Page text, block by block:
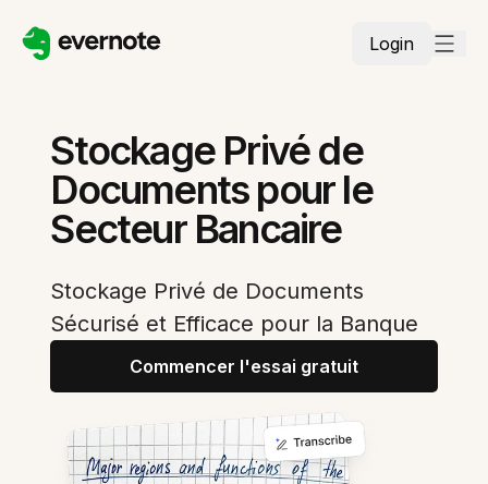
Login
Stockage Privé de
Documents pour le
Secteur Bancaire
Stockage Privé de Documents
Sécurisé et Efficace pour la Banque
Commencer l'essai gratuit